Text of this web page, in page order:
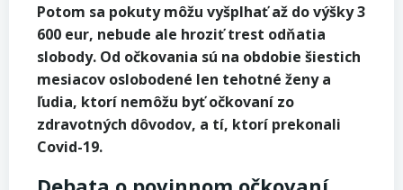
Potom sa pokuty môžu vyšplhať až do výšky 3
600 eur, nebude ale hroziť trest odňatia
slobody. Od očkovania sú na obdobie šiestich
mesiacov oslobodené len tehotné ženy a
ľudia, ktorí nemôžu byť očkovaní zo
zdravotných dôvodov, a tí, ktorí prekonali
Covid-19.